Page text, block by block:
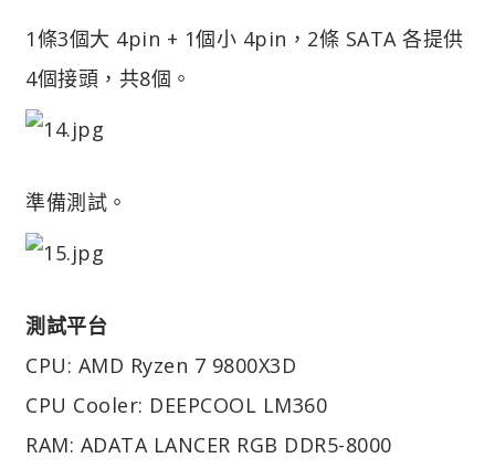
1條3個大 4pin + 1個小 4pin，2條 SATA 各提供
4個接頭，共8個。
準備測試。
測試平台
CPU: AMD Ryzen 7 9800X3D
CPU Cooler: DEEPCOOL LM360
RAM: ADATA LANCER RGB DDR5-8000